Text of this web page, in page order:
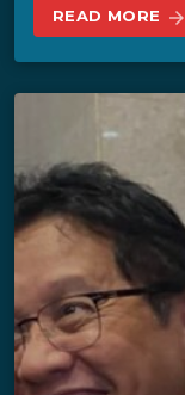
READ MORE arrow_forward